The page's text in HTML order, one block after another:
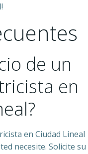
de un
en
en Ciudad Lineal
necesite. Solicite su